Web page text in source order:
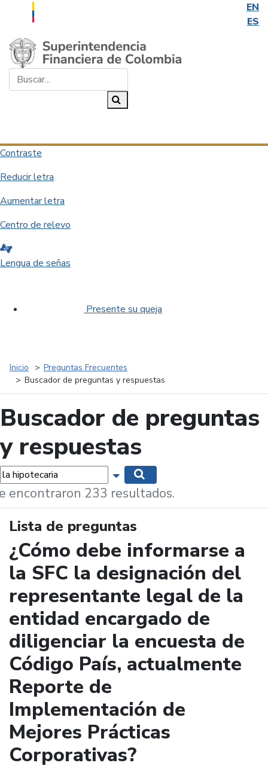
EN
ES
Saltar al contenido principal
Contraste
Reducir letra
Aumentar letra
Centro de relevo
Lengua de señas
Presente su queja
Inicio
Preguntas Frecuentes
Buscador de preguntas y respuestas
Buscador de preguntas
y respuestas
Mostrar opciones de búsqueda
encontraron 233 resultados.
Lista de preguntas
¿Cómo debe informarse a
la SFC la designación del
representante legal de la
entidad encargado de
diligenciar la encuesta de
Código País, actualmente
Reporte de
Implementación de
Mejores Prácticas
Corporativas?